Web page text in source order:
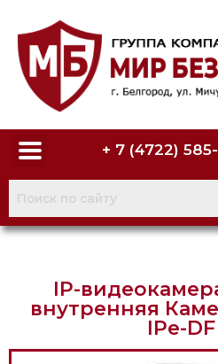
+ 7 (4722) 585-
IP-
внутренняя
IPe-